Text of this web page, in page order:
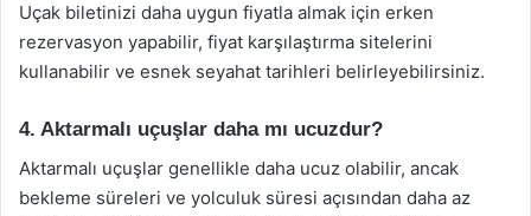
Uçak biletinizi daha uygun fiyatla almak için erken
rezervasyon yapabilir, fiyat karşılaştırma sitelerini
kullanabilir ve esnek seyahat tarihleri belirleyebilirsiniz.
4. Aktarmalı uçuşlar daha mı ucuzdur?
Aktarmalı uçuşlar genellikle daha ucuz olabilir, ancak
bekleme süreleri ve yolculuk süresi açısından daha az